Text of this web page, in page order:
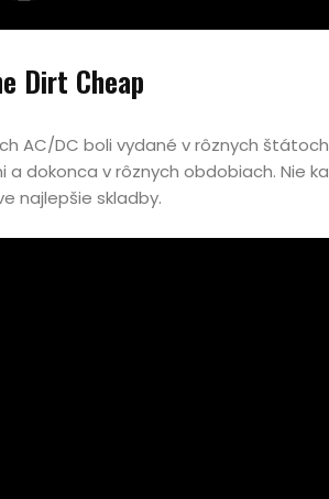
Dirt Cheap
AC/DC boli vydané v rôznych
a dokonca v rôznych obdobiach. Nie
najlepšie skladby.